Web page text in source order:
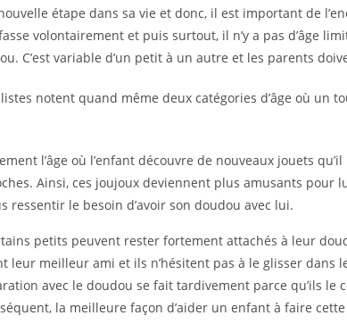
étape dans sa vie et donc, il est important de
volontairement et puis surtout, il n’y a pas d’âge
C’est variable d’un petit à un autre et les parents
notent quand même deux catégories d’âge où un
l’âge où l’enfant découvre de nouveaux jouets
Ainsi, ces joujoux deviennent plus amusants pour
ressentir le besoin d’avoir son doudou avec lui.
petits peuvent rester fortement attachés à leur
leur meilleur ami et ils n’hésitent pas à le glisser dans
avec le doudou se fait tardivement parce qu’ils
la meilleure façon d’aider un enfant à faire